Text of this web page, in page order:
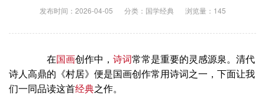
发布时间：2026-04-05 分类： 国学经典 浏览量：145
在国画创作中， 诗词常常是重要的灵感源泉。清代
诗人高鼎的《村居》便是国画创作常用诗词之一，下面让我
们一同品读这首经典之作。